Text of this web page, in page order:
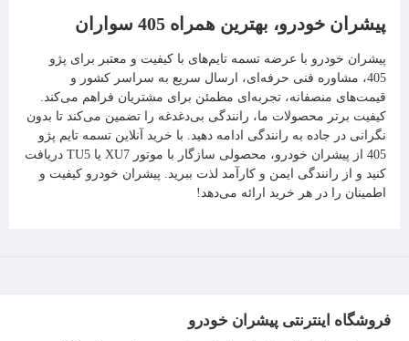
پیشران خودرو، بهترین همراه 405 سواران
پیشران خودرو با عرضه تسمه تایم‌های با کیفیت و معتبر برای پژو
405، مشاوره فنی حرفه‌ای، ارسال سریع به سراسر کشور و
قیمت‌های منصفانه، تجربه‌ای مطمئن برای مشتریان فراهم می‌کند.
کیفیت برتر محصولات ما، رانندگی بی‌دغدغه را تضمین می‌کند تا بدون
نگرانی در جاده به رانندگی ادامه دهید. با خرید آنلاین تسمه تایم پژو
405 از پیشران خودرو، محصولی سازگار با موتور XU7 یا TU5 دریافت
کنید و از رانندگی ایمن و کارآمد لذت ببرید. پیشران خودرو کیفیت و
اطمینان را در هر خرید ارائه می‌دهد!
فروشگاه اینترنتی پیشران خودرو